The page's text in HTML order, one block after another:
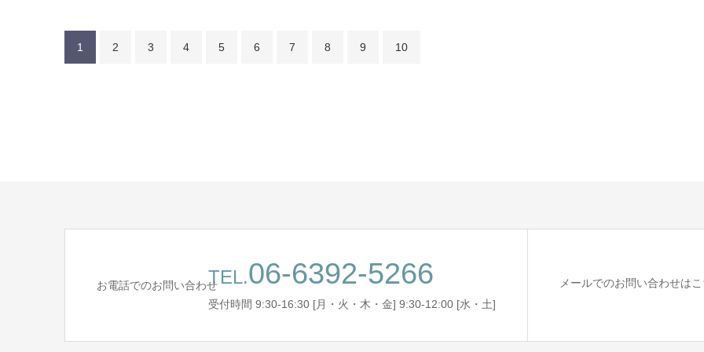
1 2 3 4 5 6 7 8 9 10
お電話でのお問い合わせTEL.06-6392-5266
受付時間 9:30-16:30 [月・火・木・金] 9:30-12:00 [水・土]
メールでのお問い合わせはこ